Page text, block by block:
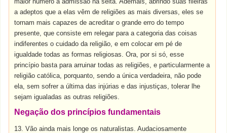
a adeptos que a elas vêm de religiões as mais diversas, eles se
tornam mais capazes de acreditar o grande erro do tempo
presente, que consiste em relegar para a categoria das coisas
indiferentes o cuidado da religião, e em colocar em pé de
igualdade todas as formas religiosas. Ora, por si só, esse
princípio basta para arruinar todas as religiões, e particularmente a
religião católica, porquanto, sendo a única verdadeira, não pode
ela, sem sofrer a última das injúrias e das injustiças, tolerar lhe
sejam igualadas as outras religiões.
Negação dos princípios fundamentais
13. Vão ainda mais longe os naturalistas. Audaciosamente